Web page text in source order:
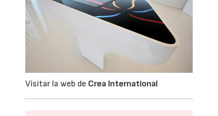
Visitar la web de Crea International